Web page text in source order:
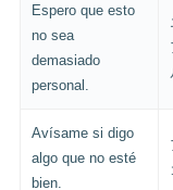
Espero que esto
no sea
demasiado
personal.
Avísame si digo
algo que no esté
bien.